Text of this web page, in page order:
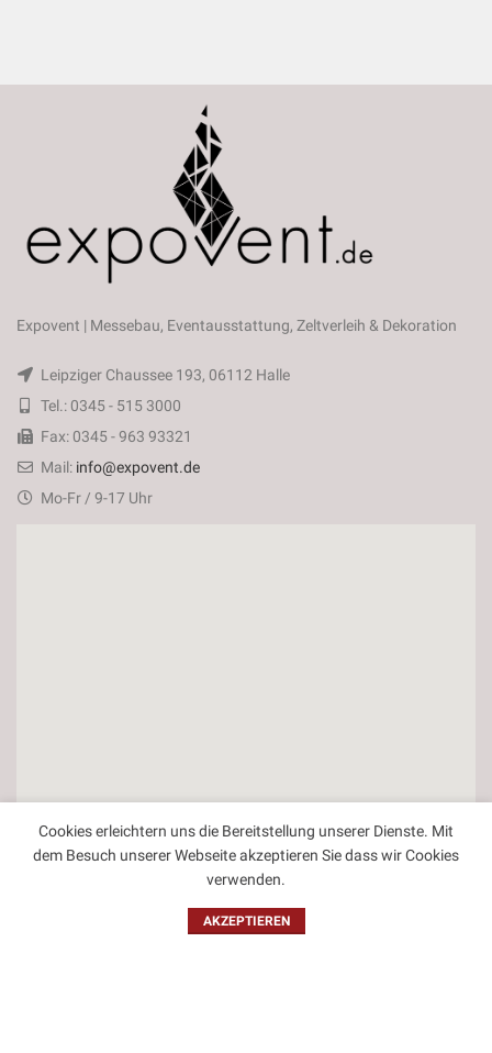
Expovent | Messebau, Eventausstattung, Zeltverleih & Dekoration
Leipziger Chaussee 193, 06112 Halle
Tel.: 0345 - 515 3000
Fax: 0345 - 963 93321
Mail: info@expovent.de
Mo-Fr / 9-17 Uhr
Cookies erleichtern uns die Bereitstellung unserer Dienste. Mit
dem Besuch unserer Webseite akzeptieren Sie dass wir Cookies
verwenden.
AKZEPTIEREN